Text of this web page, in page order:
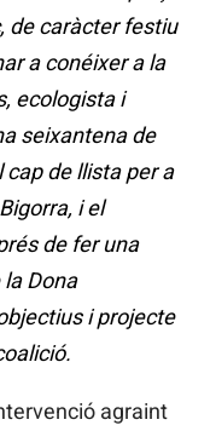
de caràcter festiu
a conéixer a la
ecologista i
seixantena de
de llista per a
i el
de fer una
Dona
i projecte
agraint